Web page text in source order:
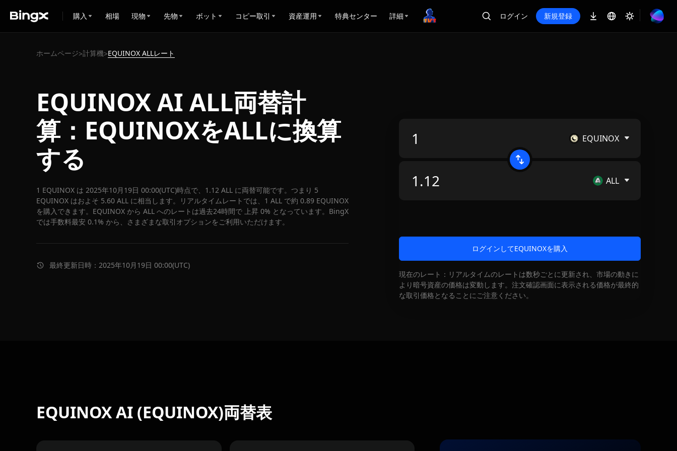
購入 相場 現物 先物 ボット コピー取引 資産運用 特典センター 詳細 ログイン 新規登録
ホームページ>計算機>EQUINOX ALLレート
EQUINOX AI ALL両替計
算：EQUINOXをALLに換算
する
1 EQUINOX は 2025年10月19日 00:00(UTC)時点で、1.12 ALL に両替可能です。つまり 5
EQUINOX はおよそ 5.60 ALL に相当します。リアルタイムレートでは、1 ALL で約 0.89 EQUINOX
を購入できます。EQUINOX から ALL へのレートは過去24時間で 上昇 0% となっています。BingX
では手数料最安 0.1% から、さまざまな取引オプションをご利用いただけます。
最終更新日時：2025年10月19日 00:00(UTC)
EQUINOX
ALL
ログインしてEQUINOXを購入
現在のレート：リアルタイムのレートは数秒ごとに更新され、市場の動きに
より暗号資産の価格は変動します。注文確認画面に表示される価格が最終的
な取引価格となることにご注意ください。
EQUINOX AI (EQUINOX)両替表